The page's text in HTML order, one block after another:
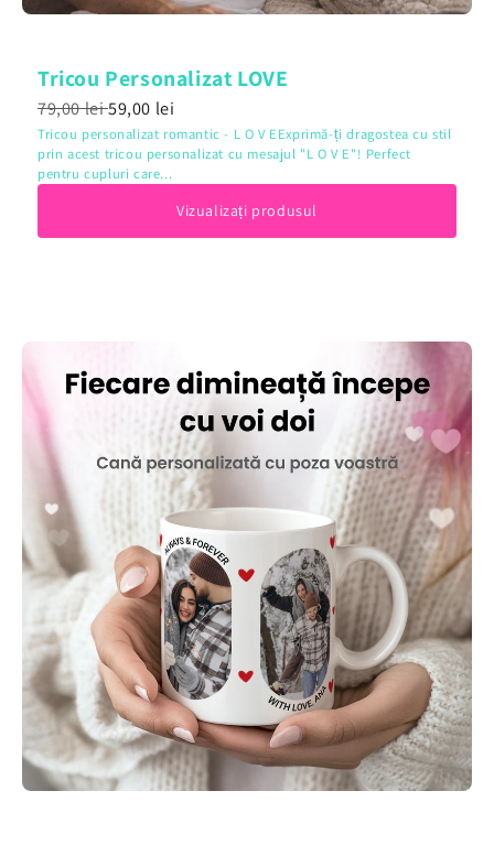
Tricou Personalizat LOVE
79,00 lei59,00 lei
Tricou personalizat romantic - L O V EExprimă-ți dragostea cu stil
prin acest tricou personalizat cu mesajul "L O V E"! Perfect
pentru cupluri care...
Vizualizați produsul